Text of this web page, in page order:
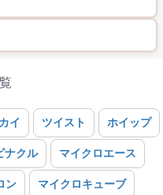
イ ツイスト ホイップ
ナクル マイクロエース
ン マイクロキューブ